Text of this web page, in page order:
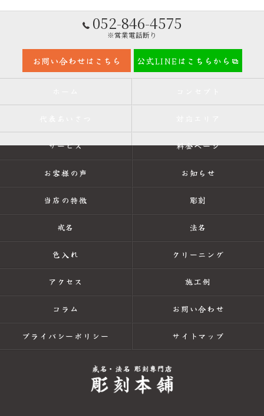
052-846-4575
※営業電話断り
お問い合わせはこちら 公式LINEはこちらから
サービス 料金ページ
お客様の声 お知らせ
当店の特徴 彫刻
戒名 法名
色入れ クリーニング
アクセス 施工例
コラム お問い合わせ
プライバシーポリシー サイトマップ